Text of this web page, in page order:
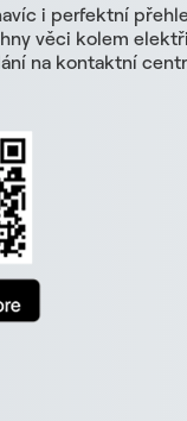
i perfektní
věci kolem
na kontaktní